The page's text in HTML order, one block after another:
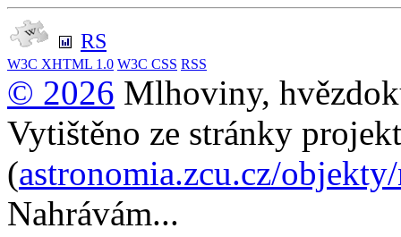
RS
W3C XHTML 1.0 W3C CSS RSS
© 2026 Mlhoviny,
Vytištěno ze stránky
(astronomia.zcu.cz/
Nahrávám...